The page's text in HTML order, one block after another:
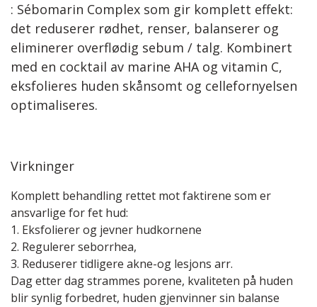
: Sébomarin Complex som gir komplett effekt:
det reduserer rødhet, renser, balanserer og
eliminerer overflødig sebum / talg. Kombinert
med en cocktail av marine AHA og vitamin C,
eksfolieres huden skånsomt og cellefornyelsen
optimaliseres.
Virkninger
Komplett behandling rettet mot faktirene som er
ansvarlige for fet hud:
1. Eksfolierer og jevner hudkornene
2. Regulerer seborrhea,
3. Reduserer tidligere akne-og lesjons arr.
Dag etter dag strammes porene, kvaliteten på huden
blir synlig forbedret, huden gjenvinner sin balanse